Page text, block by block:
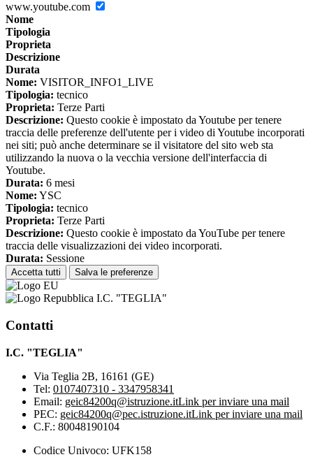
www.youtube.com
Nome
Tipologia
Proprieta
Descrizione
Durata
Nome: VISITOR_INFO1_LIVE
Tipologia: tecnico
Proprieta: Terze Parti
Descrizione: Questo cookie è impostato da Youtube per tenere
traccia delle preferenze dell'utente per i video di Youtube incorporati
nei siti; può anche determinare se il visitatore del sito web sta
utilizzando la nuova o la vecchia versione dell'interfaccia di
Youtube.
Durata: 6 mesi
Nome: YSC
Tipologia: tecnico
Proprieta: Terze Parti
Descrizione: Questo cookie è impostato da YouTube per tenere
traccia delle visualizzazioni dei video incorporati.
Durata: Sessione
Accetta tutti Salva le preferenze
I.C. "TEGLIA"
Contatti
I.C. "TEGLIA"
Via Teglia 2B, 16161 (GE)
Tel: 0107407310 - 3347958341
Email: geic84200q@istruzione.itLink per inviare una mail
PEC: geic84200q@pec.istruzione.itLink per inviare una mail
C.F.: 80048190104
Codice Univoco: UFK158